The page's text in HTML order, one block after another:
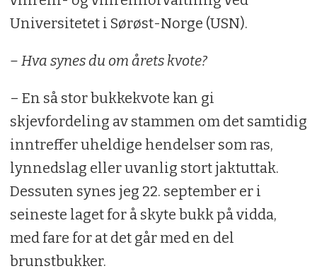
Universitetet i Sørøst-Norge (USN).
– Hva synes du om årets kvote?
– En så stor bukkekvote kan gi
skjevfordeling av stammen om det samtidig
inntreffer uheldige hendelser som ras,
lynnedslag eller uvanlig stort jaktuttak.
Dessuten synes jeg 22. september er i
seineste laget for å skyte bukk på vidda,
med fare for at det går med en del
brunstbukker.